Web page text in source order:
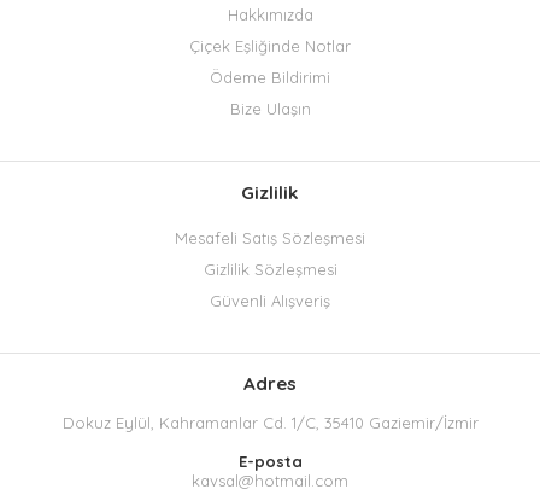
Hakkımızda
Çiçek Eşliğinde Notlar
Ödeme Bildirimi
Bize Ulaşın
Gizlilik
Mesafeli Satış Sözleşmesi
Gizlilik Sözleşmesi
Güvenli Alışveriş
Adres
Dokuz Eylül, Kahramanlar Cd. 1/C, 35410 Gaziemir/İzmir
E-posta
kavsal@hotmail.com